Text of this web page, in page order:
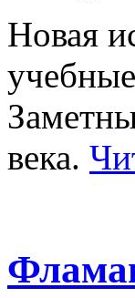
Новая
века.